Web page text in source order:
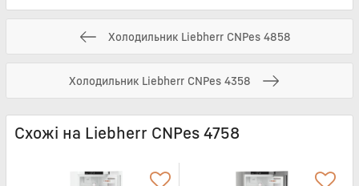
Холодильник Liebherr CNPes 4858
Холодильник Liebherr CNPes 4358
Схожі на Liebherr CNPes 4758